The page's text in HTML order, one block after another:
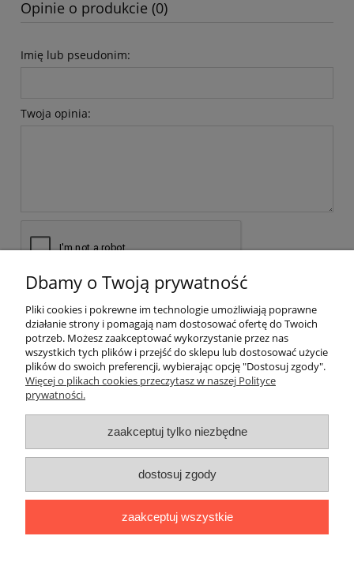
Opinie o produkcie (0)
Imię lub pseudonim:
Twoja opinia:
Pomoc
Moje konto
Płatności i dostawa
Informacje
Dbamy o Twoją prywatność
Pliki cookies i pokrewne im technologie umożliwiają poprawne
działanie strony i pomagają nam dostosować ofertę do Twoich
potrzeb. Możesz zaakceptować wykorzystanie przez nas
wszystkich tych plików i przejść do sklepu lub dostosować użycie
plików do swoich preferencji, wybierając opcję "Dostosuj zgody".
Więcej o plikach cookies przeczytasz w naszej Polityce
prywatności.
zaakceptuj tylko niezbędne
dostosuj zgody
zaakceptuj wszystkie